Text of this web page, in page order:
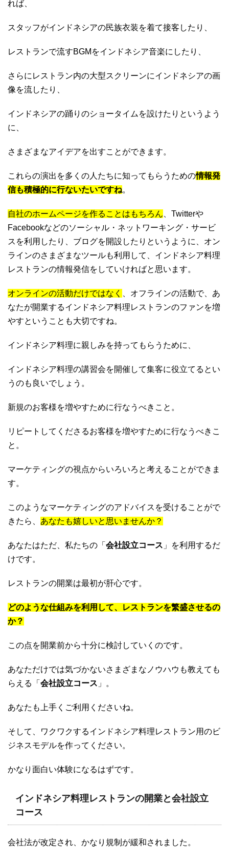
れば、
スタッフがインドネシアの民族衣装を着て接客したり、
レストランで流すBGMをインドネシア音楽にしたり、
さらにレストラン内の大型スクリーンにインドネシアの画
像を流したり、
インドネシアの踊りのショータイムを設けたりというよう
に、
さまざまなアイデアを出すことができます。
これらの演出を多くの人たちに知ってもらうための情報発
信も積極的に行ないたいですね。
自社のホームページを作ることはもちろん 、Twitterや
Facebookなどのソーシャル・ネットワーキング・サービ
スを利用したり、ブログを開設したりというように、オン
ラインのさまざまなツールも利用して、インドネシア料理
レストランの情報発信をしていければと思います。
オンラインの活動だけではなく
、オフラインの活動で、あ
なたが開業するインドネシア料理レストランのファンを増
やすということも大切ですね。
インドネシア料理に親しみを持ってもらうために、
インドネシア料理の講習会を開催して集客に役立てるとい
うのも良いでしょう。
新規のお客様を増やすために行なうべきこと。
リピートしてくださるお客様を増やすために行なうべきこ
と。
マーケティングの視点からいろいろと考えることができま
す。
このようなマーケティングのアドバイスを受けることがで
きたら、 あなたも嬉しいと思いませんか？
あなたはただ、私たちの「 会社設立コース 」を利用するだ
けです。
レストランの開業は最初が肝心です。
どのような仕組みを利用して、レストランを繁盛させるの
か？
この点を開業前から十分に検討していくのです。
あなただけでは気づかないさまざまなノウハウも教えても
らえる「 会社設立コース 」。
あなたも上手くご利用くださいね。
そして、ワクワクするインドネシア料理レストラン用のビ
ジネスモデルを作ってください。
かなり面白い体験になるはずです。
インドネシア料理レストランの開業と会社設立
コース
会社法が改定され、かなり規制が緩和されました。